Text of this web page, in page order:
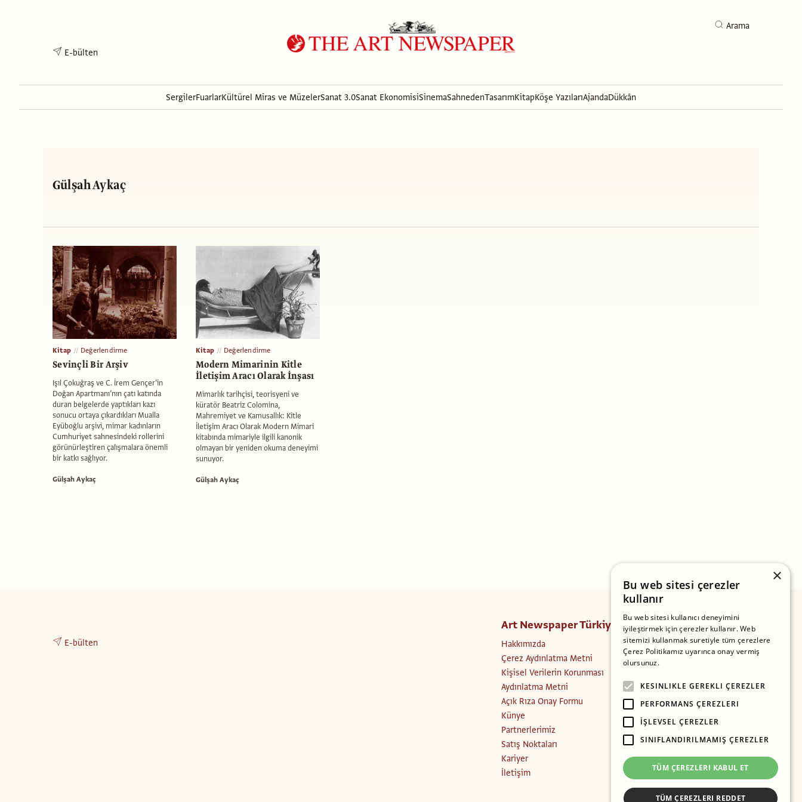
Arama
E-bülten
SergilerFuarlarKültürel Miras ve MüzelerSanat 3.0Sanat EkonomisiSinemaSahnedenTasarımKitapKöşe YazılarıAjandaDükkân
Gülşah Aykaç
Kitap Değerlendirme
Sevinçli Bir Arşiv
Işıl Çokuğraş ve C. İrem Gençer’in
Doğan Apartmanı’nın çatı katında
duran belgelerde yaptıkları kazı
sonucu ortaya çıkardıkları Mualla
Eyüboğlu arşivi, mimar kadınların
Cumhuriyet sahnesindeki rollerini
görünürleştiren çalışmalara önemli
bir katkı sağlıyor.
Gülşah Aykaç
Kitap Değerlendirme
Modern Mimarinin Kitle
İletişim Aracı Olarak İnşası
Mimarlık tarihçisi, teorisyeni ve
küratör Beatriz Colomina,
Mahremiyet ve Kamusallık: Kitle
İletişim Aracı Olarak Modern Mimari
kitabında mimariyle ilgili kanonik
olmayan bir yeniden okuma deneyimi
sunuyor.
Gülşah Aykaç
E-bülten
Art Newspaper Türkiye
Hakkımızda
Çerez Aydınlatma Metni
Kişisel Verilerin Korunması
Aydınlatma Metni
Açık Rıza Onay Formu
Künye
Partnerlerimiz
Satış Noktaları
Kariyer
İletişim
Takip Edin
Facebook
×
Bu web sitesi çerezler
kullanır
Bu web sitesi kullanıcı deneyimini
iyileştirmek için çerezler kullanır. Web
sitemizi kullanmak suretiyle tüm çerezlere
Çerez Politikamız uyarınca onay vermiş
olursunuz.
KESINLIKLE GEREKLI ÇEREZLER
PERFORMANS ÇEREZLERI
İŞLEVSEL ÇEREZLER
SINIFLANDIRILMAMIŞ ÇEREZLER
TÜM ÇEREZLERI KABUL ET
TÜM ÇEREZLERI REDDET